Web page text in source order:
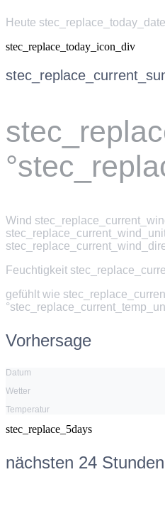
Heute stec_replace_today_date
stec_replace_today_icon_div
Wind
Feuchtigkeit
gefühlt wie
Vorhersage
Datum
Wetter
Temperatur
stec_replace_5days
nächsten 24 Stunden